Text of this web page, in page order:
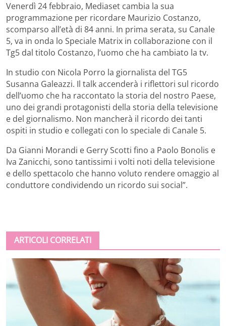
Venerdì 24 febbraio, Mediaset cambia la sua
programmazione per ricordare Maurizio Costanzo,
scomparso all’età di 84 anni. In prima serata, su Canale
5, va in onda lo Speciale Matrix in collaborazione con il
Tg5 dal titolo Costanzo, l’uomo che ha cambiato la tv.
In studio con Nicola Porro la giornalista del TG5
Susanna Galeazzi. Il talk accenderà i riflettori sul ricordo
dell’uomo che ha raccontato la storia del nostro Paese,
uno dei grandi protagonisti della storia della televisione
e del giornalismo. Non mancherà il ricordo dei tanti
ospiti in studio e collegati con lo speciale di Canale 5.
Da Gianni Morandi e Gerry Scotti fino a Paolo Bonolis e
Iva Zanicchi, sono tantissimi i volti noti della televisione
e dello spettacolo che hanno voluto rendere omaggio al
conduttore condividendo un ricordo sui social”.
ARTICOLI CORRELATI